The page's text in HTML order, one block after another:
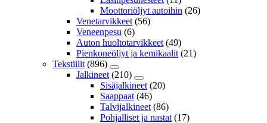
Moottoriöljyt autoihin (26)
Venetarvikkeet (56)
Veneenpesu (6)
Auton huoltotarvikkeet (49)
Pienkoneöljyt ja kemikaalit (21)
Tekstiilit (896)
Jalkineet (210)
Sisäjalkineet (20)
Saappaat (46)
Talvijalkineet (86)
Pohjalliset ja nastat (17)